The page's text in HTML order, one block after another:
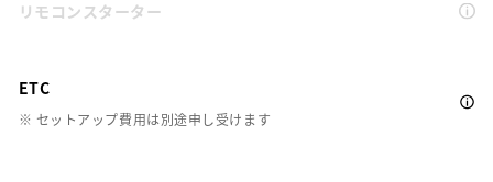
リモコンスターター
ETC
※ セットアップ費用は別途申し受けます